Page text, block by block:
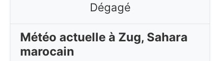
Dégagé
Météo actuelle à Zug, Sahara
marocain